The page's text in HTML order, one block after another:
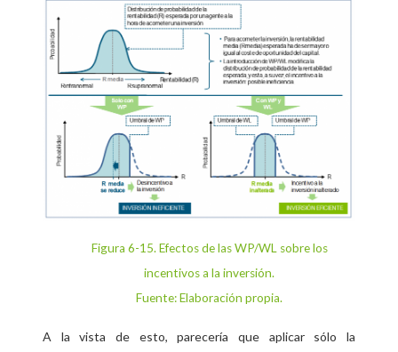
Figura 6-15. Efectos de las WP/WL sobre los
incentivos a la inversión.
Fuente: Elaboración propia.
A la vista de esto, parecería que aplicar sólo la